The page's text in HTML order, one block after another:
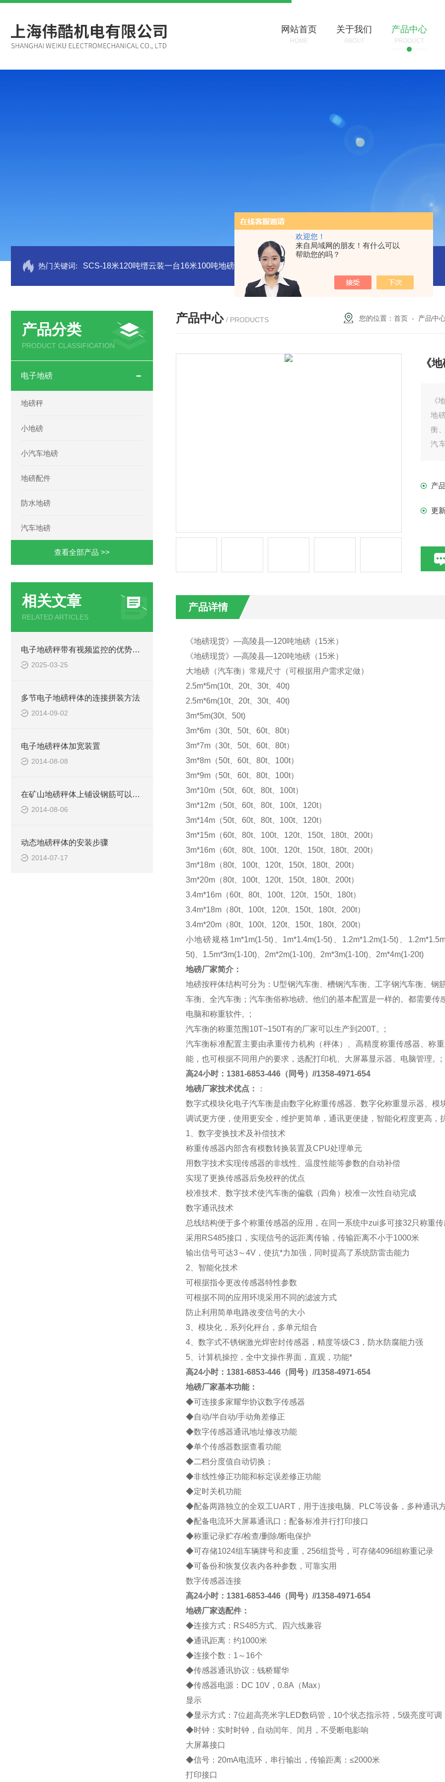
欢迎您！
来自局域网的朋友！有什么可以
帮助您的吗？
网站首页
HOME
关于我们
ABOUT
产品中心
PRODUCT
热门关键词: SCS-18米120吨缙云装一台16米100吨地磅多少钱？ SCS-18米120吨温岭装一台16米100吨地磅多少
产品分类
PRODUCT CLASSIFICATION
电子地磅
地磅秤
小地磅
小汽车地磅
地磅配件
防水地磅
汽车地磅
查看全部产品 >>
相关文章
RELATED ARTICLES
电子地磅秤带有视频监控的优势和重要性
2025-03-25
多节电子地磅秤体的连接拼装方法
2014-09-02
电子地磅秤体加宽装置
2014-08-08
在矿山地磅秤体上铺设钢筋可以防滑
2014-08-06
动态地磅秤体的安装步骤
2014-07-17
产品中心 / PRODUCTS 您的位置：首页 - 产品中
《
《
地
衡
汽
产
更
产品详情
《地磅现货》—高陵县—120吨地磅（15米）
《地磅现货》—高陵县—120吨地磅（15米）
大地磅（汽车衡）常规尺寸（可根据用户需求定做）
2.5m*5m(10t、20t、30t、40t)
2.5m*6m(10t、20t、30t、40t)
3m*5m(30t、50t)
3m*6m（30t、50t、60t、80t）
3m*7m（30t、50t、60t、80t）
3m*8m（50t、60t、80t、100t）
3m*9m（50t、60t、80t、100t）
3m*10m（50t、60t、80t、100t）
3m*12m（50t、60t、80t、100t、120t）
3m*14m（50t、60t、80t、100t、120t）
3m*15m（60t、80t、100t、120t、150t、180t、200t）
3m*16m（60t、80t、100t、120t、150t、180t、200t）
3m*18m（80t、100t、120t、150t、180t、200t）
3m*20m（80t、100t、120t、150t、180t、200t）
3.4m*16m（60t、80t、100t、120t、150t、180t）
3.4m*18m（80t、100t、120t、150t、180t、200t）
3.4m*20m（80t、100t、120t、150t、180t、200t）
小地磅规格 1m*1m(1-5t)、1m*1.4m(1-5t)、1.2m*1.2m(1-5t)、
5t)、1.5m*3m(1-10t)、2m*2m(1-10t)、2m*3m(1-10t)、2m*4m(1-20t)
地磅厂家简介：
地磅按秤体结构可分为： U型钢汽车衡、槽钢汽车衡、工字钢汽车衡、钢
车衡、全汽车衡；汽车衡俗称地磅。他们的基本配置是一样的。都需要
电脑和称重软件。 ;
汽车衡的称重范围 10T~150T有的厂家可以生产到 200T。 ;
汽车衡标准配置主要由承重传力机构（秤体）、高精度称重传感器、称
能，也可根据不同用户的要求，选配打印机、大屏幕显示器、电脑管理。 ;
高24小时：1381-6853-446（同号）//1358-4971-654
地磅厂家技术优点：
：
数字式模块化电子汽车衡是由数字化称重传感器、数字化称重显示器、
调试更方便，使用更安全，维护更简单，通讯更便捷，智能化程度更高，
1 、数字变换技术及补偿技术
称重传感器内部含有模数转换装置及CPU处理单元
用数字技术实现传感器的非线性、温度性能等参数的自动补偿
实现了更换传感器后免校秤的优点
校准技术、数字技术使汽车衡的偏载（四角）校准一次性自动完成
数字通讯技术
总线结构便于多个称重传感器的应用，在同一系统中zui多可接32 只称重
采用 RS485接口，实现信号的远距离传输，传输距离不小于1000米
输出信号可达3～4V，使抗*力加强，同时提高了系统防雷击能力
2 、智能化技术
可根据指令更改传感器特性参数
可根据不同的应用环境采用不同的滤波方式
防止利用简单电路改变信号的大小
3、模块化，系列化秤台，多单元组合
4、数字式不锈钢激光焊密封传感器，精度等级C3，防水防腐能力强
5、计算机操控，全中文操作界面，直观，功能*
高24小时：1381-6853-446（同号）//1358-4971-654
地磅厂家基本功能：
◆可连接多家耀华协议数字传感器
◆自动/半自动/手动角差修正
◆数字传感器通讯地址修改功能
◆单个传感器数据查看功能
◆二档分度值自动切换；
◆非线性修正功能和标定误差修正功能
◆定时关机功能
◆配备两路独立的全双工UART，用于连接电脑、 PLC等设备，多种通讯
◆配备电流环大屏幕通讯口；配备标准并行打印接口
◆称重记录贮存/检查/删除/断电保护
◆可存储1024组车辆牌号和皮重， 256组货号，可存储4096组称重记录
◆可备份和恢复仪表内各种参数，可靠实用
数字传感器连接
高24小时：1381-6853-446（同号）//1358-4971-654
地磅厂家选配件：
◆连接方式： RS485方式、四六线兼容
◆通讯距离：约1000米
◆连接个数： 1 ～ 16个
◆传感器通讯协议： 钱桥耀华
◆传感器电源： DC 10V， 0.8A （ Max）
显示
◆显示方式： 7位超高亮米字LED数码管， 10个状态指示符， 5级亮度可调
◆时钟：实时时钟，自动闰年、闰月，不受断电影响
大屏幕接口
◆信号： 20mA电流环，串行输出，传输距离： ≤2000米
打印接口